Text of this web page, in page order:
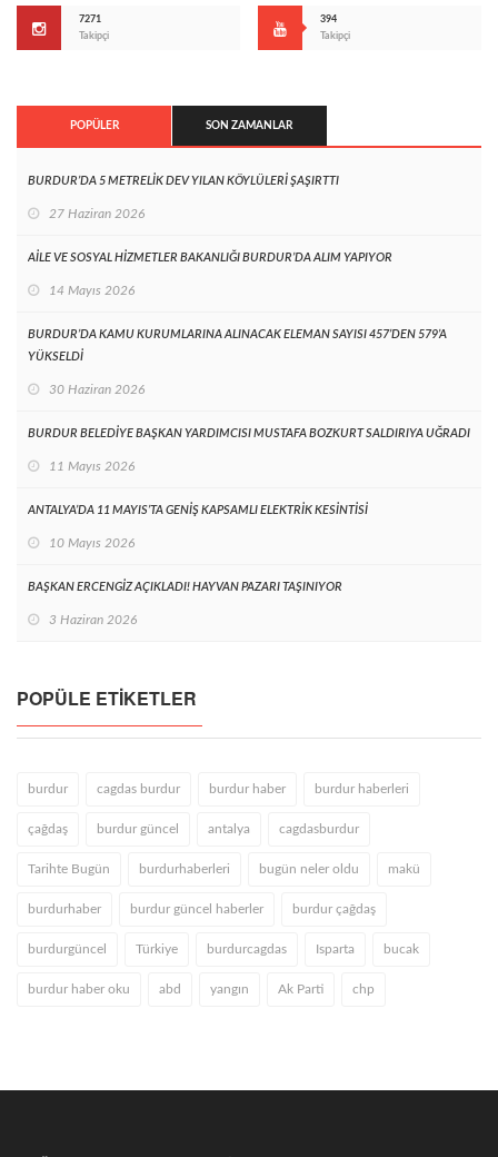
7271
Takipçi
394
Takipçi
POPÜLER SON ZAMANLAR
BURDUR’DA 5 METRELİK DEV YILAN KÖYLÜLERİ ŞAŞIRTTI
27 Haziran 2026
AİLE VE SOSYAL HİZMETLER BAKANLIĞI BURDUR’DA ALIM YAPIYOR
14 Mayıs 2026
BURDUR’DA KAMU KURUMLARINA ALINACAK ELEMAN SAYISI 457’DEN 579’A
YÜKSELDİ
30 Haziran 2026
BURDUR BELEDİYE BAŞKAN YARDIMCISI MUSTAFA BOZKURT SALDIRIYA UĞRADI
11 Mayıs 2026
ANTALYA’DA 11 MAYIS’TA GENİŞ KAPSAMLI ELEKTRİK KESİNTİSİ
10 Mayıs 2026
BAŞKAN ERCENGİZ AÇIKLADI! HAYVAN PAZARI TAŞINIYOR
3 Haziran 2026
POPÜLE ETIKETLER
burdur cagdas burdur burdur haber burdur haberleri
çağdaş burdur güncel antalya cagdasburdur
Tarihte Bugün burdurhaberleri bugün neler oldu makü
burdurhaber burdur güncel haberler burdur çağdaş
burdurgüncel Türkiye burdurcagdas Isparta bucak
burdur haber oku abd yangın Ak Parti chp